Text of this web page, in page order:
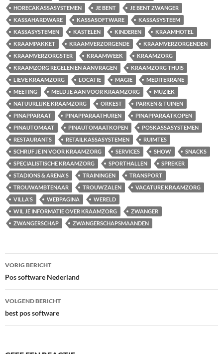
HORECAKASSASYSTEMEN
JE BENT
JE BENT ZWANGER
KASSAHARDWARE
KASSASOFTWARE
KASSASYSTEEM
KASSASYSTEMEN
KASTELEN KINDEREN
KRAAMHOTEL
KRAAMPAKKET
KRAAMVERZORGENDE
KRAAMVERZORGENDEN
KRAAMVERZORGSTER
KRAAMWEEK
KRAAMZORG
KRAAMZORG REGELEN EN AANVRAGEN
KRAAMZORG THUIS
LIEVE KRAAMZORG
LOCATIE MAGIE
MEDITERRANE
MEETING
MELD JE AAN VOOR KRAAMZORG
MUZIEK
NATUURLIJKE KRAAMZORG
ORKEST
PARKEN & TUINEN
PINAPPARAAT
PINAPPARAATHUREN
PINAPPARAATKOPEN
PINAUTOMAAT
PINAUTOMAATKOPEN
POSKASSASYSTEMEN
RESTAURANTS
RETAILKASSASYSTEMEN
RUIMTES
SCHRIJF JE IN VOOR KRAAMZORG
SERVICES SHOW
SNACKS
SPECIALISTISCHE KRAAMZORG
SPORTHALLEN
SPREKER
STADIONS & ARENA'S
TRAININGEN
TRANSPORT
TROUWAMBTENAAR
TROUWZALEN
VACATURE KRAAMZORG
VILLA'S
WEBPAGINA
WERELD
WIL JE INFORMATIE OVER KRAAMZORG
ZWANGER
ZWANGERSCHAP
ZWANGERSCHAPSMAANDEN
Bericht
navigatie
VORIG BERICHT
Pos software Nederland
VOLGEND BERICHT
best pos software